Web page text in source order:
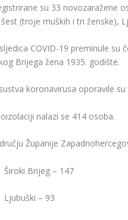
su 33 novozaražene
šest (troje muških i tri ženske),
COVID-19 preminule su
Brijega žena 1935. godište.
koronavirusa oporavile
nalazi se 414 osoba.
Županije
Brijeg – 147
– 93